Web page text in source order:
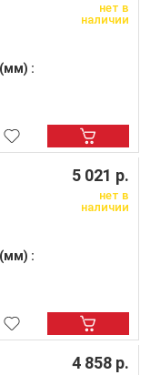
:
нет в
наличии
:
5 021 р.
нет в
наличии
4 858 р.